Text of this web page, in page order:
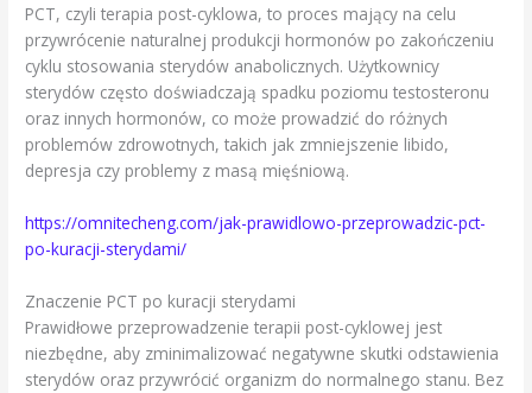
PCT, czyli terapia post-cyklowa, to proces mający na celu
przywrócenie naturalnej produkcji hormonów po zakończeniu
cyklu stosowania sterydów anabolicznych. Użytkownicy
sterydów często doświadczają spadku poziomu testosteronu
oraz innych hormonów, co może prowadzić do różnych
problemów zdrowotnych, takich jak zmniejszenie libido,
depresja czy problemy z masą mięśniową.
https://omnitecheng.com/jak-prawidlowo-przeprowadzic-pct-
po-kuracji-sterydami/
Znaczenie PCT po kuracji sterydami
Prawidłowe przeprowadzenie terapii post-cyklowej jest
niezbędne, aby zminimalizować negatywne skutki odstawienia
sterydów oraz przywrócić organizm do normalnego stanu. Bez